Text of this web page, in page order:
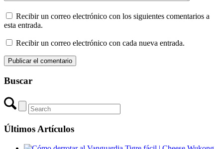
Recibir un correo electrónico con los siguientes comentarios a
esta entrada.
Recibir un correo electrónico con cada nueva entrada.
Buscar
Últimos Artículos